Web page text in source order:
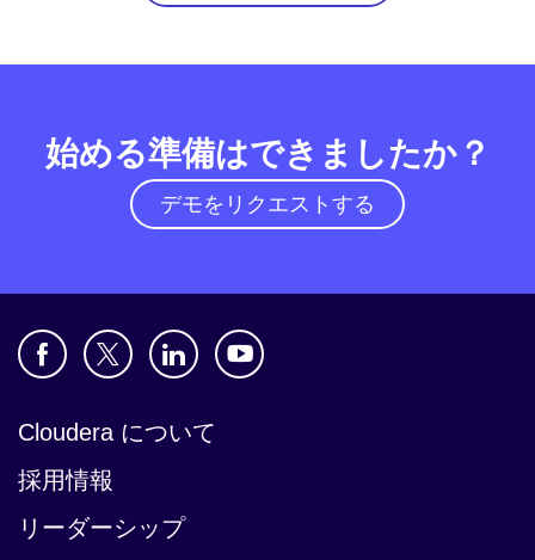
始める準備はできましたか？
デモをリクエストする
Cloudera について
採用情報
リーダーシップ